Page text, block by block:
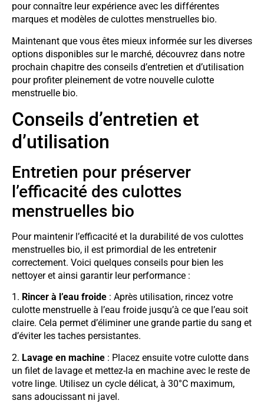
pour connaître leur expérience avec les différentes
marques et modèles de culottes menstruelles bio.
Maintenant que vous êtes mieux informée sur les diverses
options disponibles sur le marché, découvrez dans notre
prochain chapitre des conseils d’entretien et d’utilisation
pour profiter pleinement de votre nouvelle culotte
menstruelle bio.
Conseils d’entretien et
d’utilisation
Entretien pour préserver
l’efficacité des culottes
menstruelles bio
Pour maintenir l’efficacité et la durabilité de vos culottes
menstruelles bio, il est primordial de les entretenir
correctement. Voici quelques conseils pour bien les
nettoyer et ainsi garantir leur performance :
1. Rincer à l’eau froide : Après utilisation, rincez votre
culotte menstruelle à l’eau froide jusqu’à ce que l’eau soit
claire. Cela permet d’éliminer une grande partie du sang et
d’éviter les taches persistantes.
2. Lavage en machine : Placez ensuite votre culotte dans
un filet de lavage et mettez-la en machine avec le reste de
votre linge. Utilisez un cycle délicat, à 30°C maximum,
sans adoucissant ni javel.